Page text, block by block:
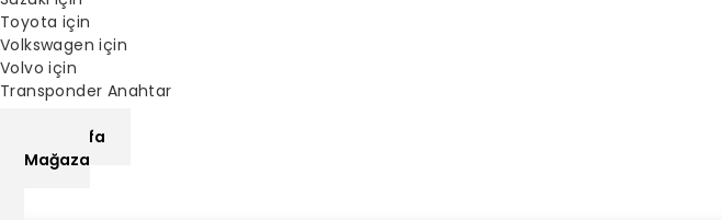
Toyota için
Volkswagen için
Volvo için
Transponder Anahtar
ana sayfa
Mağaza